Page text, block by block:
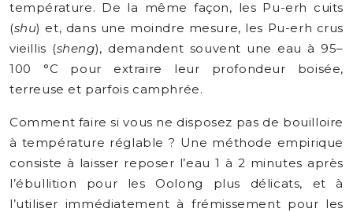
température. De la même façon, les Pu-erh cuits
(shu) et, dans une moindre mesure, les Pu-erh crus
vieillis (sheng), demandent souvent une eau à 95–
100 °C pour extraire leur profondeur boisée,
terreuse et parfois camphrée.
Comment faire si vous ne disposez pas de bouilloire
à température réglable ? Une méthode empirique
consiste à laisser reposer l’eau 1 à 2 minutes après
l’ébullition pour les Oolong plus délicats, et à
l’utiliser immédiatement à frémissement pour les